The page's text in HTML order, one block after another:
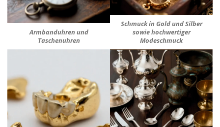
Armbanduhren und
Taschenuhren
Schmuck in Gold und Silber
sowie hochwertiger
Modeschmuck